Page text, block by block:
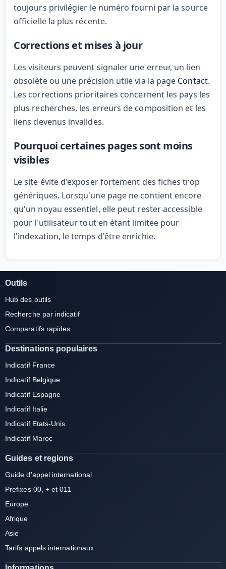
toujours privilégier le numéro fourni par la source
officielle la plus récente.
Corrections et mises à jour
Les visiteurs peuvent signaler une erreur, un lien
obsolète ou une précision utile via la page Contact.
Les corrections prioritaires concernent les pays les
plus recherches, les erreurs de composition et les
liens devenus invalides.
Pourquoi certaines pages sont moins
visibles
Le site évite d'exposer fortement des fiches trop
génériques. Lorsqu'une page ne contient encore
qu'un noyau essentiel, elle peut rester accessible
pour l'utilisateur tout en étant limitee pour
l'indexation, le temps d'être enrichie.
Outils
Hub des outils
Recherche par indicatif
Comparatifs rapides
Destinations populaires
Indicatif France
Indicatif Belgique
Indicatif Espagne
Indicatif Italie
Indicatif Etats-Unis
Indicatif Maroc
Guides et regions
Guide d'appel international
Prefixes 00, + et 011
Europe
Afrique
Asie
Tarifs appels internationaux